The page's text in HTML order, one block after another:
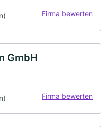
Firma bewerten
GmbH
Firma bewerten